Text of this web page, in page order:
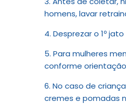
homens, lavar
4. Desprezar o 1º
5. Para mulheres
conforme
6. No caso de
cremes e pomadas